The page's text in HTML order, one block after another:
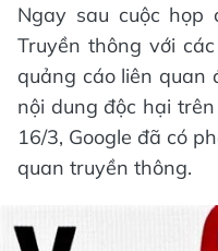
Ngay sau cuộc họp
Truyền thông với
quảng cáo liên quan
nội dung độc hại
16/3, Google đã có
quan truyền thông.